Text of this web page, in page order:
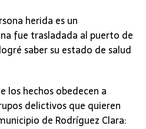
herida es un
fue trasladada al puerto de
saber su estado de salud
los hechos obedecen a
delictivos que quieren
de Rodríguez Clara: